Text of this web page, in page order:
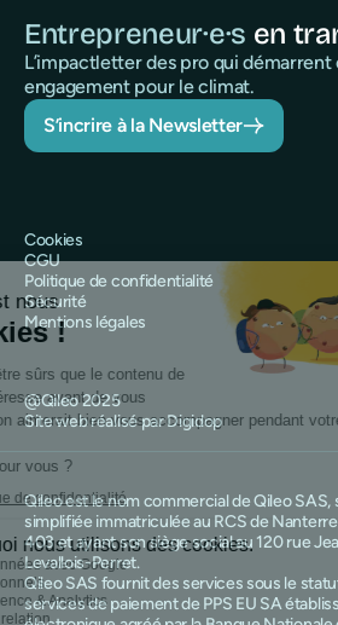
Entrepreneur·e·s en
L’impactletter des pro qui
engagement pour le climat.
S’incrire à la Newsletter
@Qileo 2025
Site web réalisé par Digidop
Cookies
CGU
Politique de confidentialité
Sécurité
Mentions légales
Qileo est le nom commercial de Qileo SAS,
simplifiée immatriculée au RCS de
403 et ayant son siège social au 120 rue
Levallois-Perret.
Qileo SAS fournit des services sous le
services de paiement de PPS EU SA